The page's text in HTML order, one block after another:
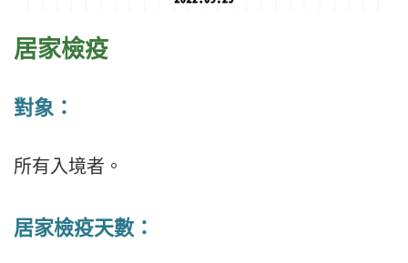
居家檢疫
對象：
所有入境者。
居家檢疫天數：